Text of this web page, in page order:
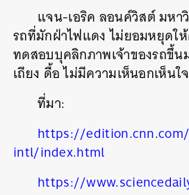
แจน-เอริค ลอนค์วิสต์ มหา
รถที่มักฝ่าไฟแดง ไม่ยอมหยุดใ
ทดสอบบุคลิกภาพเจ้าของรถขึ้น
เถียง ดื้อ ไม่มีความเห็นอกเห็นใ
ที่มา:
https://
intl/index.html
https://